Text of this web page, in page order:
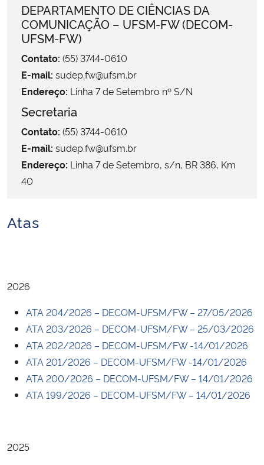
Ministério do Turismo
Ministério do Desenvolvimento Regional
Controladoria-Geral da União
Ministério da Mulher, da Família e dos Direitos Humanos
Secretaria-Geral
Secretaria de Governo
DEPARTAMENTO DE CIÊNCIAS DA
COMUNICAÇÃO – UFSM-FW (DECOM-
UFSM-FW)
Contato: (55) 3744-0610
E-mail: sudep.fw@ufsm.br
Endereço: Linha 7 de Setembro nº S/N
Secretaria
Contato: (55) 3744-0610
E-mail: sudep.fw@ufsm.br
Endereço: Linha 7 de Setembro, s/n, BR 386, Km
40
Atas
2026
ATA 204/2026 – DECOM-UFSM/FW – 27/05/2026
ATA 203/2026 – DECOM-UFSM/FW – 25/03/2026
ATA 202/2026 – DECOM-UFSM/FW -14/01/2026
ATA 201/2026 – DECOM-UFSM/FW -14/01/2026
ATA 200/2026 – DECOM-UFSM/FW – 14/01/2026
ATA 199/2026 – DECOM-UFSM/FW – 14/01/2026
2025